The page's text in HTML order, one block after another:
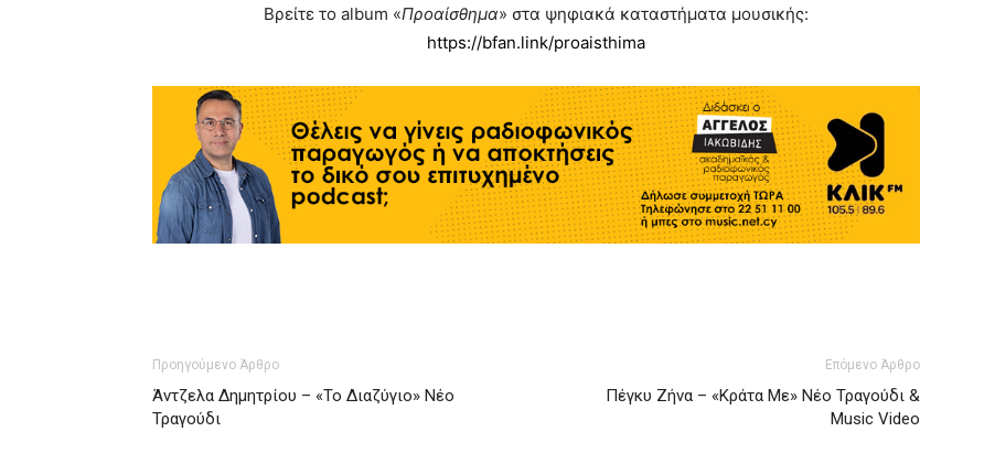
Βρείτε το album «Προαίσθημα» στα ψηφιακά καταστήματα μουσικής:
https://bfan.link/proaisthima
Προηγούμενο Άρθρο
Άντζελα Δημητρίου – «Το Διαζύγιο» Νέο
Τραγούδι
Επόμενο Άρθρο
Πέγκυ Ζήνα – «Κράτα Με» Νέο Τραγούδι &
Music Video